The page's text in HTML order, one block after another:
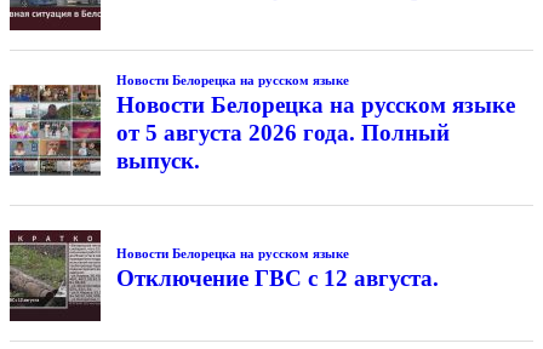
Новости Белорецка на русском языке
Новости Белорецка на русском языке
от 5 августа 2026 года. Полный
выпуск.
Новости Белорецка на русском языке
Отключение ГВС с 12 августа.